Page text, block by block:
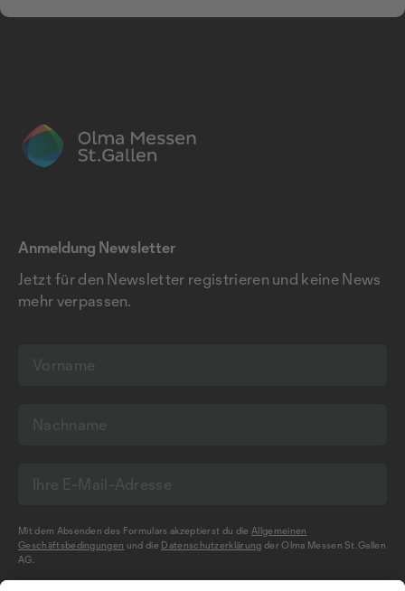
Anmeldung Newsletter
Jetzt für den Newsletter registrieren und keine News
mehr verpassen.
Mit dem Absenden des Formulars akzeptierst du dieAllgemeinen
Geschäftsbedingungen und die Datenschutzerklärung der Olma Messen St.Gallen
AG.